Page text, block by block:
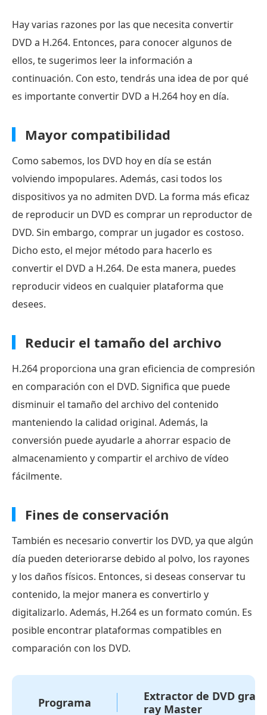
Hay varias razones por las que necesita convertir
DVD a H.264. Entonces, para conocer algunos de
ellos, te sugerimos leer la información a
continuación. Con esto, tendrás una idea de por qué
es importante convertir DVD a H.264 hoy en día.
Mayor compatibilidad
Como sabemos, los DVD hoy en día se están
volviendo impopulares. Además, casi todos los
dispositivos ya no admiten DVD. La forma más eficaz
de reproducir un DVD es comprar un reproductor de
DVD. Sin embargo, comprar un jugador es costoso.
Dicho esto, el mejor método para hacerlo es
convertir el DVD a H.264. De esta manera, puedes
reproducir videos en cualquier plataforma que
desees.
Reducir el tamaño del archivo
H.264 proporciona una gran eficiencia de compresión
en comparación con el DVD. Significa que puede
disminuir el tamaño del archivo del contenido
manteniendo la calidad original. Además, la
conversión puede ayudarle a ahorrar espacio de
almacenamiento y compartir el archivo de vídeo
fácilmente.
Fines de conservación
También es necesario convertir los DVD, ya que algún
día pueden deteriorarse debido al polvo, los rayones
y los daños físicos. Entonces, si deseas conservar tu
contenido, la mejor manera es convertirlo y
digitalizarlo. Además, H.264 es un formato común. Es
posible encontrar plataformas compatibles en
comparación con los DVD.
Programa
Extractor de DVD
ray Master